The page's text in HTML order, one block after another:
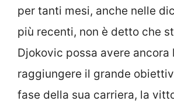
per tanti mesi, anche nelle
più recenti, non è detto che
Djokovic possa avere ancora
raggiungere il grande
fase della sua carriera, la